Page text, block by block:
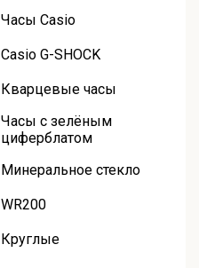
Часы Casio
Casio G-SHOCK
Кварцевые часы
Часы с зелёным
циферблатом
Минеральное стекло
WR200
Круглые